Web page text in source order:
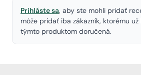
Prihláste sa, aby ste mohli pridať
môže pridať iba zákazník, ktorému
týmto produktom doručená.